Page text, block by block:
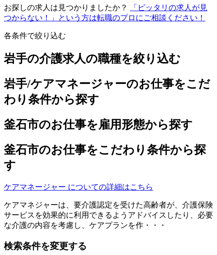
お探しの求人は見つかりましたか？
「ピッタリの求人が見
つからない！」という方は転職のプロにご相談ください！
各条件で絞り込む
岩手の介護求人の職種を絞り込む
岩手/ケアマネージャーのお仕事をこだ
わり条件から探す
釜石市のお仕事を雇用形態から探す
釜石市のお仕事をこだわり条件から探
す
ケアマネージャー についての詳細はこちら
ケアマネジャーは、要介護認定を受けた高齢者が、介護保険
サービスを効果的に利用できるようアドバイスしたり、必要
な介護の内容を考慮し、ケアプランを作・・・
検索条件を変更する